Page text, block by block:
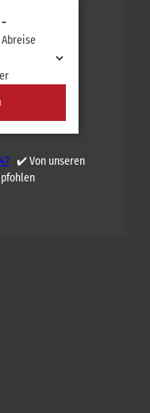
Abreise
-
✔️ Von unseren